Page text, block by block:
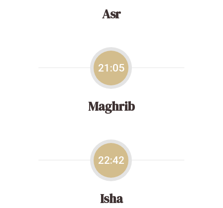
Asr
21:05
Maghrib
22:42
Isha